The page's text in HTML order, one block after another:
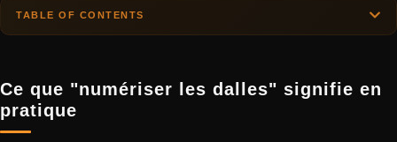
TABLE OF CONTENTS
Ce que "numériser les dalles" signifie en
pratique